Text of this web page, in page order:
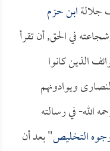
ابن حزم
في الحق, أن تقرأ
الذين كانوا
ويوادونهم
الله- في رسالته
التخليص" بعد أن